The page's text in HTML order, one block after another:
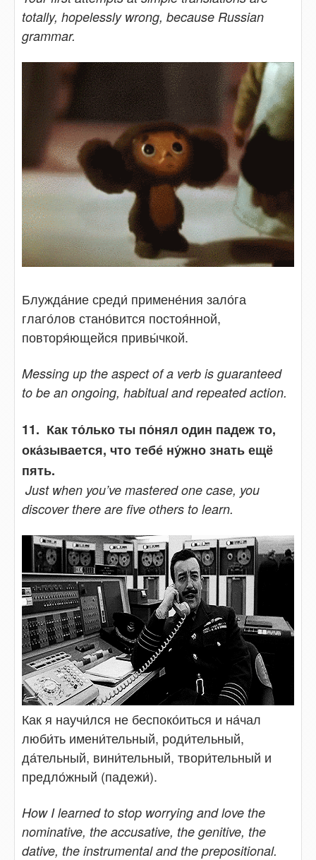
totally, hopelessly wrong, because Russian
grammar.
Блужда́ние среди́ примене́ния зало́га
глаго́лов стано́вится постоя́нной,
повторя́ющейся привы́чкой.
Messing up the aspect of a verb is guaranteed
to be an ongoing, habitual and repeated action.
11. Как то́лько ты по́нял один падеж то,
ока́зывается, что тебе́ ну́жно знать ещё
пять.
Just when you’ve mastered one case, you
discover there are five others to learn.
Как я научи́лся не беспоко́иться и на́чал
люби́ть имени́тельный, роди́тельный,
да́тельный, вини́тельный, твори́тельный и
предло́жный (падежи́).
How I learned to stop worrying and love the
nominative, the accusative, the genitive, the
dative, the instrumental and the prepositional.